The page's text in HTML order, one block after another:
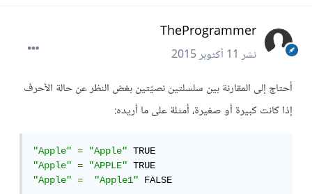
TheProgrammer
نشر11 أكتوبر 2015
أحتاج إلى المقارنة بين سلسلتين نصيّتين بغض النظر عن حالة الأحرف
إذا كانت كبيرة أو صغيرة، أمثلة على ما أريده:
"Apple" = "Apple"
"Apple"
= "APPLE"
"Apple"
= "Apple1" FALSE